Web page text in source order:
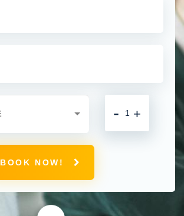
+
-
BOOK NOW!